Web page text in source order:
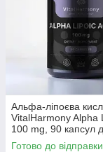
Альфа-ліпоєва
VitalHarmony Alpha
100 mg, 90 капсул
антиоксидантного
Готово до відправки